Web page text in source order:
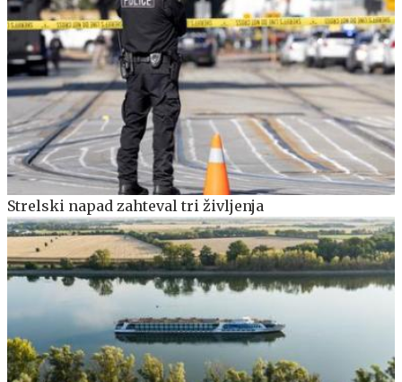
Strelski napad zahteval tri življenja